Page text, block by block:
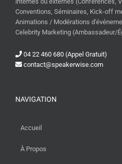
Conventions, Séminaires, Kick-off
Animations / Modérations
Celebrity Marketing (Ambassadeur/
04 22 460 680 (Appel Gratuit)
contact@speakerwise.com
NAVIGATION
Accueil
À Propos